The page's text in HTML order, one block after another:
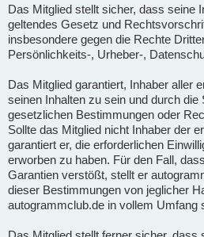
Das Mitglied stellt sicher, dass seine
geltendes Gesetz und
insbesondere gegen die Rechte
Persönlichkeits-, Urheber-,
Das Mitglied garantiert, Inhaber aller
seinen Inhalten zu sein und durch die
gesetzlichen Bestimmungen oder
Sollte das Mitglied nicht Inhaber der
garantiert er, die erforderlichen
erworben zu haben. Für den Fall,
Garantien verstößt, stellt er
dieser Bestimmungen von jeglicher
autogrammclub.de in vollem Umfang